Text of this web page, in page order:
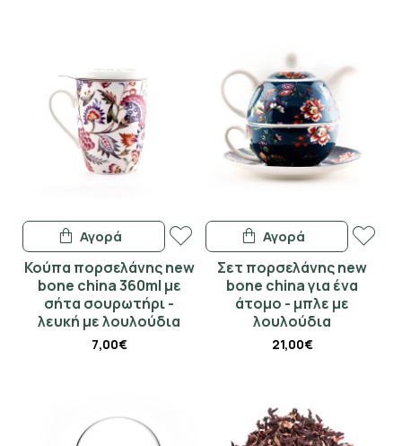
Κούπα πορσελάνης new
bone china 360ml με
σήτα σουρωτήρι -
λευκή με λουλούδια
7,00€
Αγορά
Σετ πορσελάνης new
bone china για ένα
άτομο - μπλε με
λουλούδια
21,00€
Αγορά